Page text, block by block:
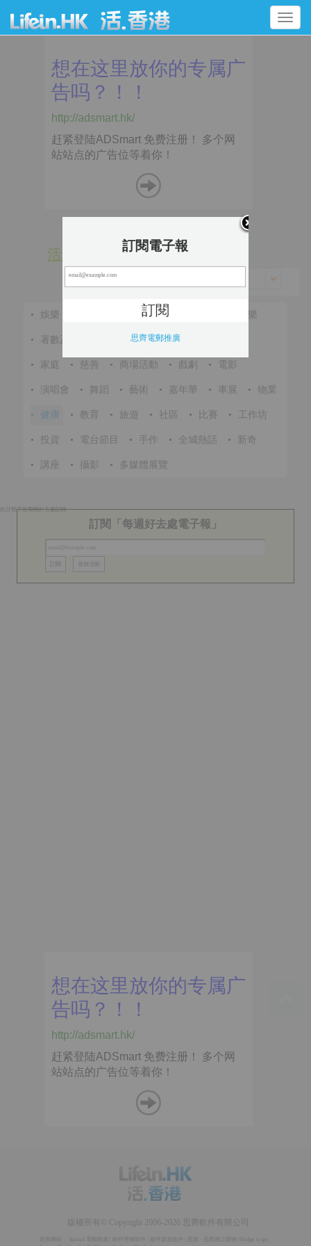
Toggle
navigation
活 動
• 娛樂 • 節慶 音樂
• 著數及優惠 • 體育 •
• 家庭 • 慈善 • 商場活動 • 戲劇 • 電影
• 演唱會 • 舞蹈 • 藝術 • 嘉年華 • 車展 • 物業
• 健康 • 教育 • 旅遊 • 社區 • 比賽 • 工作坊
• 投資 • 電台節目 • 手作 • 全城熱話 • 新奇
• 講座 • 攝影 • 多媒體展覽
此分類下近期無好去處記錄
訂閱「每週好去處電子報」
訂閱電子報
思齊電郵推廣
版權所有© Copyright 2006-2026 思齊軟件有限公司
Spread 電郵推廣